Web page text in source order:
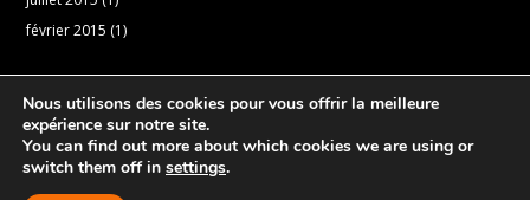
février 2015 (1)
Réalisation: PresenceNet
cookies
Nous utilisons des cookies pour vous offrir la meilleure
expérience sur notre site.
You can find out more about which cookies we are using or
switch them off in settings.